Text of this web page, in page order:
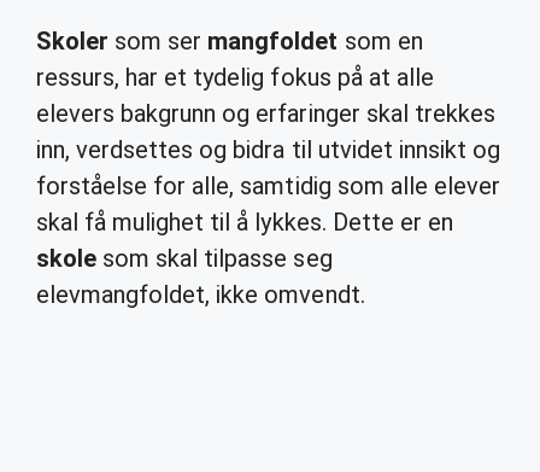
Skoler som ser mangfoldet som en
ressurs, har et tydelig fokus på at alle
elevers bakgrunn og erfaringer skal trekkes
inn, verdsettes og bidra til utvidet innsikt og
forståelse for alle, samtidig som alle elever
skal få mulighet til å lykkes. Dette er en
skole som skal tilpasse seg
elevmangfoldet, ikke omvendt.